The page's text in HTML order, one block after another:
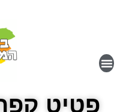
פטיט